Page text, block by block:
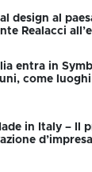
design al
Realacci
entra in
come
in Italy – Il
d’impresa